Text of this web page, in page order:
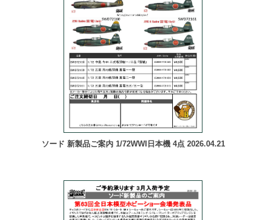
ソード 新製品ご案内 1/72WWI日本機 4点 2026.04.21